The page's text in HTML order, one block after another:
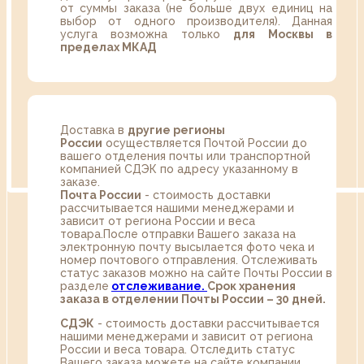
от суммы заказа (не больше двух единиц на
выбор от одного производителя). Данная
услуга возможна только для Москвы в
пределах МКАД
Доставка в другие регионы
России осуществляется Почтой России до
вашего отделения почты или транспортной
компанией СДЭК по адресу указанному в
заказе.
Почта России - стоимость доставки
рассчитывается нашими менеджерами и
зависит от региона России и веса
товара.После отправки Вашего заказа на
электронную почту высылается фото чека и
номер почтового отправления. Отслеживать
статус заказов можно на сайте Почты России в
разделе oтслеживание. Срок хранения
заказа в отделении Почты России – 30 дней.
СДЭК - стоимость доставки рассчитывается
нашими менеджерами и зависит от региона
России и веса товара. Отследить статус